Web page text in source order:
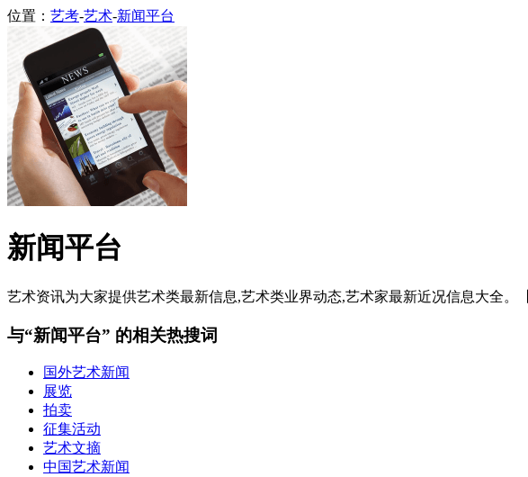
位置： 艺考-艺术-新闻平台
新闻平台
艺术资讯为大家提供艺术类最新信息,艺术类业界动态,艺术家最新近况信息大全。
与“新闻平台” 的相关热搜词
国外艺术新闻
展览
拍卖
征集活动
艺术文摘
中国艺术新闻